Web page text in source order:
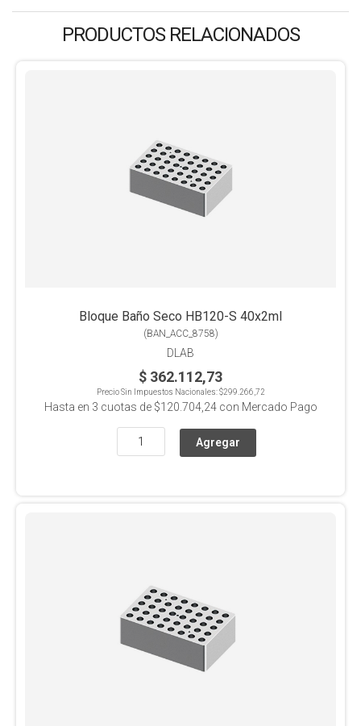
PRODUCTOS RELACIONADOS
Bloque Baño Seco HB120-S 40x2ml
(BAN_ACC_8758)
DLAB
$ 362.112,73
Precio Sin Impuestos Nacionales:$299.266,72
Hasta en 3 cuotas de $120.704,24con Mercado Pago